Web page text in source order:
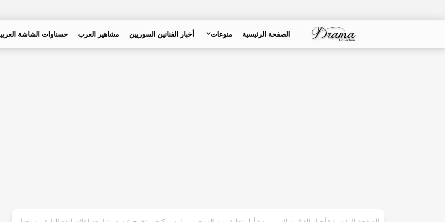
الصفحة الرئيسية منوعات أخبار الفنانين السوريين مشاهير العرب حسناوات الشاشة